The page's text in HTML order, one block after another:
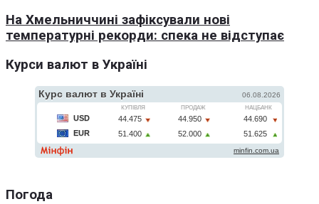
На Хмельниччині зафіксували нові
температурні рекорди: спека не відступає
Курси валют в Україні
Погода